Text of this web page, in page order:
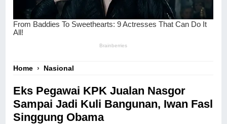
Home › Nasional
Eks Pegawai KPK Jualan Nasgor
Sampai Jadi Kuli Bangunan, Iwan Fasl
Singgung Obama